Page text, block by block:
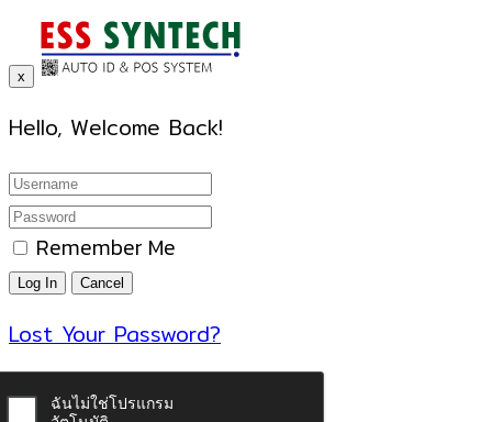
x
Hello, Welcome Back!
Remember Me
Lost Your Password?